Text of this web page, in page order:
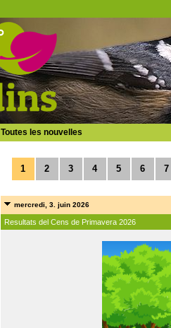
Toutes les nouvelles
1 2 3 4 5 6 7
mercredi, 3. juin 2026
Resultats del Cens de Primavera 2026